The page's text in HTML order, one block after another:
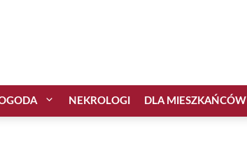
NEKROLOGI DLA MIESZKAŃCÓW